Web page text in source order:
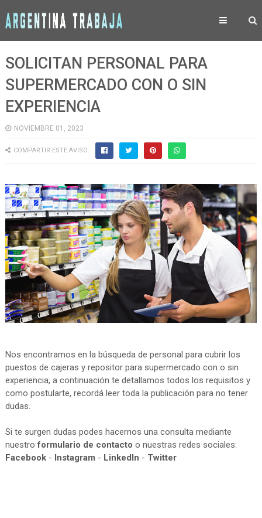
SOLICITAN PERSONAL PARA
SUPERMERCADO CON O SIN
EXPERIENCIA
NOVIEMBRE 01, 2023
COMPARTIR ESTE AVISO:
Nos encontramos en la búsqueda de personal para cubrir los
puestos de cajeras y repositor para supermercado con o sin
experiencia, a continuación te detallamos todos los requisitos y
como postularte, recordá leer toda la publicación para no tener
dudas.
Si te surgen dudas podes hacernos una consulta mediante
nuestroformulario de contacto o nuestras redes sociales:
Facebook- Instagram - LinkedIn - Twitter